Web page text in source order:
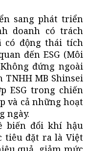
sang phát triển
doanh có trách
có động thái tích
đến ESG (Môi
đứng ngoài
TNHH MB Shinsei
ESG trong chiến
và cả những hoạt
ngày.
biến đổi khí hậu
tiêu đặt ra là Việt